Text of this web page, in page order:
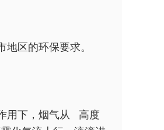
区的环保要求。
用下，烟气从 高度